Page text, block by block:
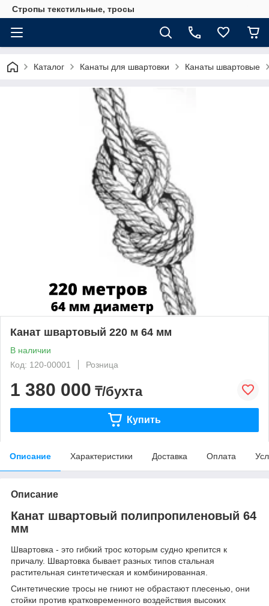
Стропы текстильные, тросы
Каталог Канаты для швартовки Канаты швартовые
Канат швартовый 220 м 64 мм
В наличии
Код: 120-00001
Розница
1 380 000 ₸/бухта
Купить
Описание Характеристики Доставка Оплата
Описание
Канат швартовый полипропиленовый 64
мм
Швартовка - это гибкий трос которым судно крепится к
причалу. Швартовка бывает разных типов стальная
растительная синтетическая и комбинированная.
Синтетические тросы не гниют не обрастают плесенью, они
стойки против кратковременного воздействия высоких